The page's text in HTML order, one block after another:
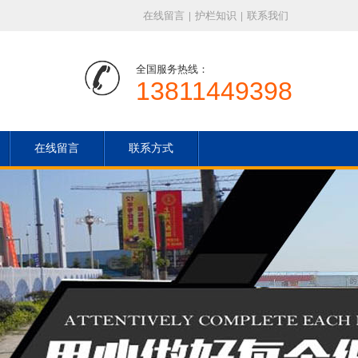
在线留言 | 护栏知识 | 联系我们
全国服务热线：
13811449398
在线留言 联系方式